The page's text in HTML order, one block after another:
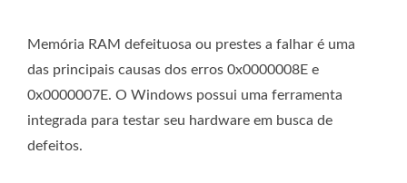
Memória RAM defeituosa ou prestes a falhar é uma
das principais causas dos erros 0x0000008E e
0x0000007E. O Windows possui uma ferramenta
integrada para testar seu hardware em busca de
defeitos.